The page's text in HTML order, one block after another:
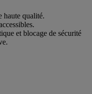
haute qualité.
et blocage de sécurité